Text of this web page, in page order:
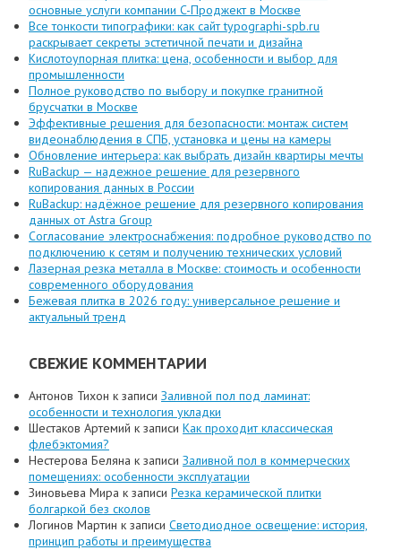
основные услуги компании C-Проджект в Москве
Все тонкости типографики: как сайт typographi-spb.ru
раскрывает секреты эстетичной печати и дизайна
Кислотоупорная плитка: цена, особенности и выбор для
промышленности
Полное руководство по выбору и покупке гранитной
брусчатки в Москве
Эффективные решения для безопасности: монтаж систем
видеонаблюдения в СПБ, установка и цены на камеры
Обновление интерьера: как выбрать дизайн квартиры мечты
RuBackup — надежное решение для резервного
копирования данных в России
RuBackup: надёжное решение для резервного копирования
данных от Astra Group
Согласование электроснабжения: подробное руководство по
подключению к сетям и получению технических условий
Лазерная резка металла в Москве: стоимость и особенности
современного оборудования
Бежевая плитка в 2026 году: универсальное решение и
актуальный тренд
СВЕЖИЕ КОММЕНТАРИИ
Антонов Тихон к записи Заливной пол под ламинат:
особенности и технология укладки
Шестаков Артемий к записи Как проходит классическая
флебэктомия?
Нестерова Беляна к записи Заливной пол в коммерческих
помещениях: особенности эксплуатации
Зиновьева Мира к записи Резка керамической плитки
болгаркой без сколов
Логинов Мартин к записи Светодиодное освещение: история,
принцип работы и преимущества